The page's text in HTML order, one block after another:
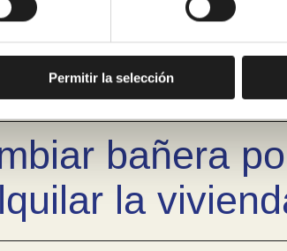
Permitir la selección
visual
bañera
la